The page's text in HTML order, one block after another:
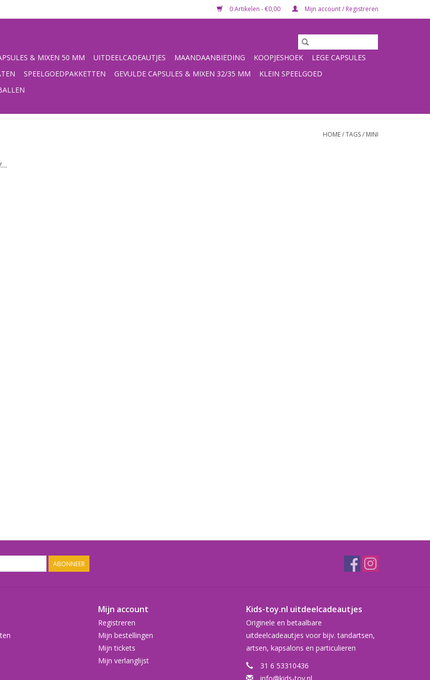
0 Artikelen - €0,00 Mijn account / Registreren
& MIXEN 50 MM UITDEELCADEAUTJES MAANDAANBIEDING KOOPJESHOEK
LEGE CAPSULES
SPEELGOEDPAKKETTEN GEVULDE CAPSULES & MIXEN 32/35 MM
KLEIN SPEELGOED
HOME/TAGS/ MINI
ABONNEER
Mijn account
Registreren
Mijn bestellingen
Mijn tickets
Mijn verlanglijst
Kids-toy.nl uitdeelcadeautjes
Originele en betaalbare
uitdeelcadeautjes voor bijv. tandartsen,
artsen, kapsalons en particulieren
31 6 53310436